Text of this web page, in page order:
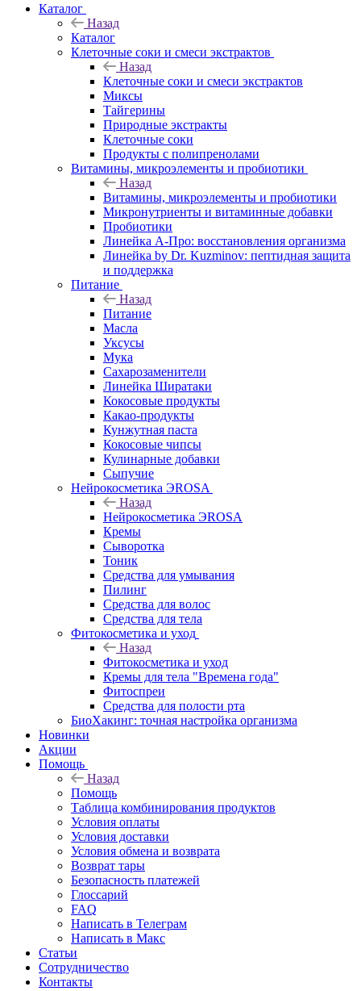
Каталог
Назад
Каталог
Клеточные соки и смеси экстрактов
Назад
Клеточные соки и смеси экстрактов
Миксы
Тайгерины
Природные экстракты
Клеточные соки
Продукты с полипренолами
Витамины, микроэлементы и пробиотики
Назад
Витамины, микроэлементы и пробиотики
Микронутриенты и витаминные добавки
Пробиотики
Линейка А-Про: восстановления организма
Линейка by Dr. Kuzminov: пептидная защита
и поддержка
Питание
Назад
Питание
Масла
Уксусы
Мука
Сахарозаменители
Линейка Ширатаки
Кокосовые продукты
Какао-продукты
Кунжутная паста
Кокосовые чипсы
Кулинарные добавки
Сыпучие
Нейрокосметика ЭROSA
Назад
Нейрокосметика ЭROSA
Кремы
Сыворотка
Тоник
Средства для умывания
Пилинг
Средства для волос
Средства для тела
Фитокосметика и уход
Назад
Фитокосметика и уход
Кремы для тела "Времена года"
Фитоспреи
Средства для полости рта
БиоХакинг: точная настройка организма
Новинки
Акции
Помощь
Назад
Помощь
Таблица комбинирования продуктов
Условия оплаты
Условия доставки
Условия обмена и возврата
Возврат тары
Безопасность платежей
Глоссарий
FAQ
Написать в Телеграм
Написать в Макс
Статьи
Сотрудничество
Контакты